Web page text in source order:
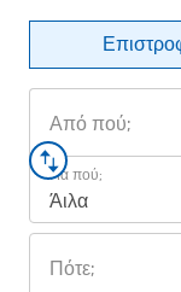
Από πού;
Για πού;
Άιλα
Πότε;